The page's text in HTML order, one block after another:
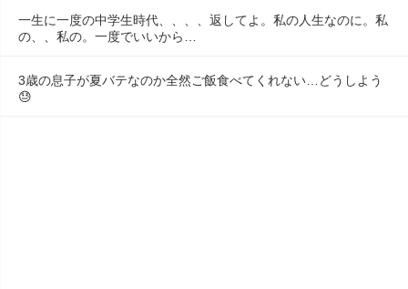
一生に一度の中学生時代、、、、返してよ。私の人生なのに。私
の、、私の。一度でいいから…
3歳の息子が夏バテなのか全然ご飯食べてくれない…どうしよう
😓